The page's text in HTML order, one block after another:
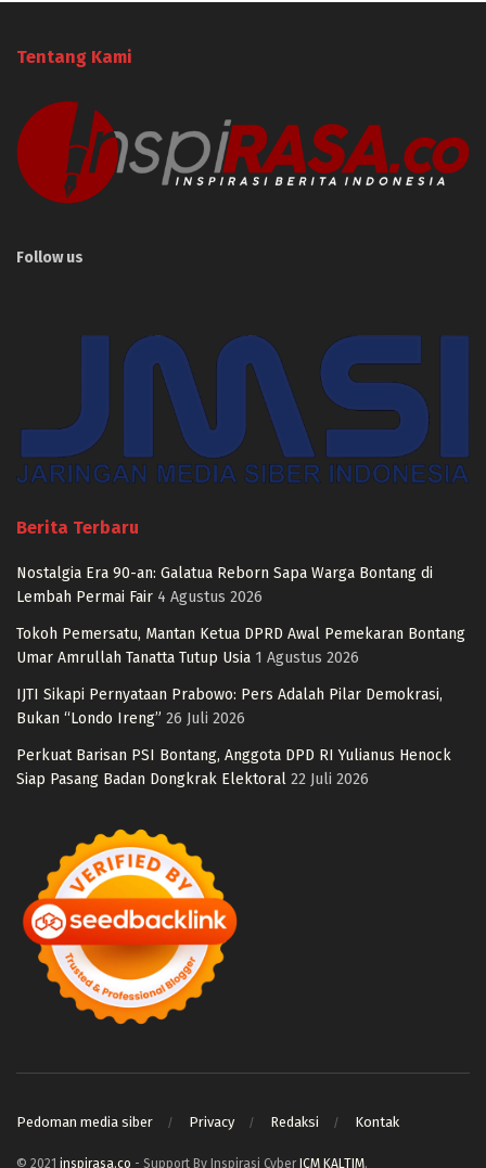
Tentang Kami
Follow us
Berita Terbaru
Nostalgia Era 90-an: Galatua Reborn Sapa Warga Bontang di
Lembah Permai Fair 4 Agustus 2026
Tokoh Pemersatu, Mantan Ketua DPRD Awal Pemekaran Bontang
Umar Amrullah Tanatta Tutup Usia 1 Agustus 2026
IJTI Sikapi Pernyataan Prabowo: Pers Adalah Pilar Demokrasi,
Bukan “Londo Ireng” 26 Juli 2026
Perkuat Barisan PSI Bontang, Anggota DPD RI Yulianus Henock
Siap Pasang Badan Dongkrak Elektoral 22 Juli 2026
Pedoman media siber Privacy Redaksi Kontak
© 2021 inspirasa.co - Support By Inspirasi Cyber ICM KALTIM.